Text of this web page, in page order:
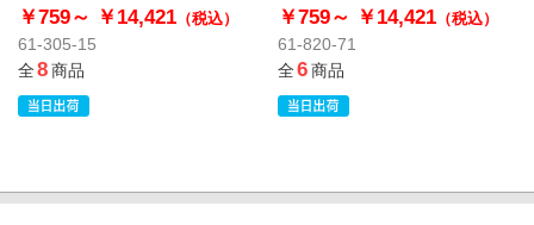
￥759～ ￥14,421 （税込）
61-305-15
全8商品
￥759～ ￥14,421（税込）
61-820-71
全6商品